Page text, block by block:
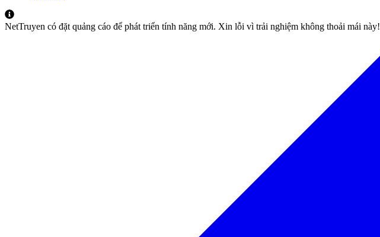
NetTruyen có đặt quảng cáo để phát triển tính năng mới. Xin lỗi vì trải nghiệm không thoải mái này!